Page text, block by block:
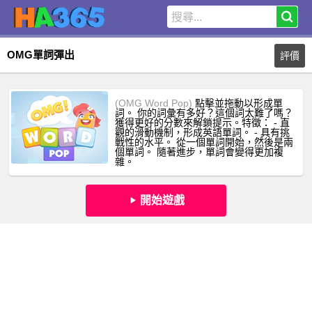
OMG單詞彈出 評價
(OMG Word Pop) 點擊並拖動以形成單
詞。 你的詞彙有多好？這個詞太難了嗎？
獲得更好的分數來解鎖提示。特徵： - 直
觀的滑動機制，形成英語單詞。 - 具有挑
戰性的水平。 從一個單詞開始，然後是兩
個單詞。 隨著進步，單詞會變得更加複
雜。
開始遊戲